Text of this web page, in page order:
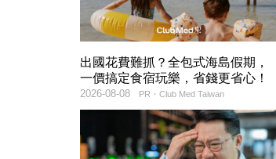
出國花費難抓？全包式海島假期，
一價搞定食宿玩樂，省錢更省心！
PR・Club Med Taiwan
2026-08-08